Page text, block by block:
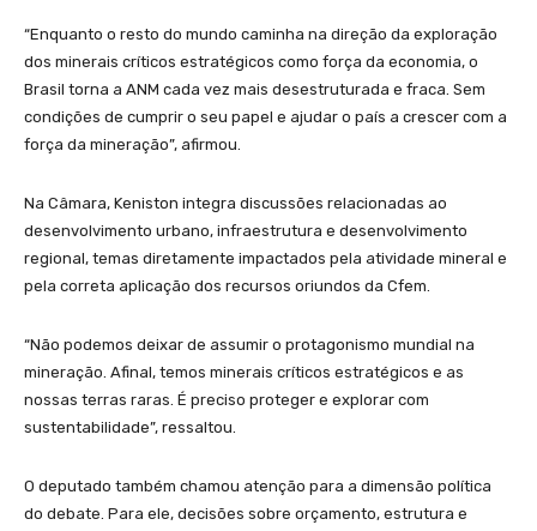
“Enquanto o resto do mundo caminha na direção da exploração
dos minerais críticos estratégicos como força da economia, o
Brasil torna a ANM cada vez mais desestruturada e fraca. Sem
condições de cumprir o seu papel e ajudar o país a crescer com a
força da mineração”, afirmou.
Na Câmara, Keniston integra discussões relacionadas ao
desenvolvimento urbano, infraestrutura e desenvolvimento
regional, temas diretamente impactados pela atividade mineral e
pela correta aplicação dos recursos oriundos da Cfem.
“Não podemos deixar de assumir o protagonismo mundial na
mineração. Afinal, temos minerais críticos estratégicos e as
nossas terras raras. É preciso proteger e explorar com
sustentabilidade”, ressaltou.
O deputado também chamou atenção para a dimensão política
do debate. Para ele, decisões sobre orçamento, estrutura e